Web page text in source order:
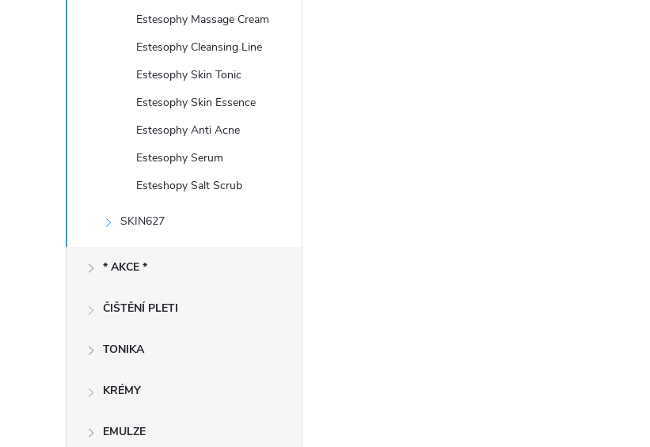
Estesophy Massage Cream
Estesophy Cleansing Line
Estesophy Skin Tonic
Estesophy Skin Essence
Estesophy Anti Acne
Estesophy Serum
Esteshopy Salt Scrub
SKIN627
* AKCE *
ČIŠTĚNÍ PLETI
TONIKA
KRÉMY
EMULZE